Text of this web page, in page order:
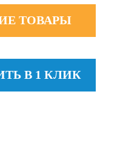
ТОВАРЫ
В 1 КЛИК